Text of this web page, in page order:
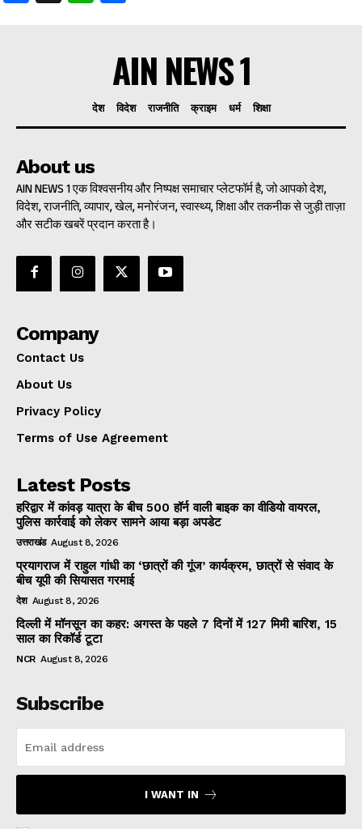
AIN NEWS 1
देश विदेश राजनीति क्राइम धर्म शिक्षा
About us
AIN NEWS 1 एक विश्वसनीय और निष्पक्ष समाचार प्लेटफॉर्म है, जो आपको देश,
विदेश, राजनीति, व्यापार, खेल, मनोरंजन, स्वास्थ्य, शिक्षा और तकनीक से जुड़ी ताज़ा
और सटीक खबरें प्रदान करता है।
Company
Contact Us
About Us
Privacy Policy
Terms of Use Agreement
Latest Posts
हरिद्वार में कांवड़ यात्रा के बीच 500 हॉर्न वाली बाइक का वीडियो वायरल,
पुलिस कार्रवाई को लेकर सामने आया बड़ा अपडेट
उत्तराखंड August 8, 2026
प्रयागराज में राहुल गांधी का ‘छात्रों की गूंज’ कार्यक्रम, छात्रों से संवाद के
बीच यूपी की सियासत गरमाई
देश August 8, 2026
दिल्ली में मॉनसून का कहर: अगस्त के पहले 7 दिनों में 127 मिमी बारिश, 15
साल का रिकॉर्ड टूटा
NCR August 8, 2026
Subscribe
I WANT IN